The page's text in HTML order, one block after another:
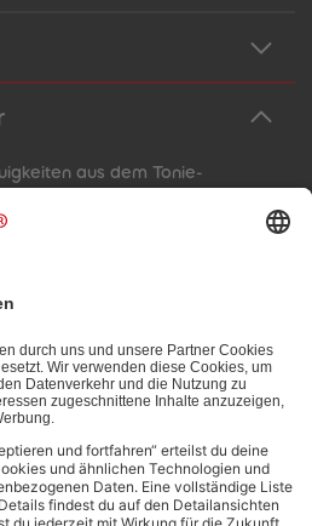
aus dem Tonie-
du unseren E-Mail-Newsletter, der
zu Werbezwecken bereitgestellten
Abspielinformationen) basiert. Du
kostenlos abbestellen.
.